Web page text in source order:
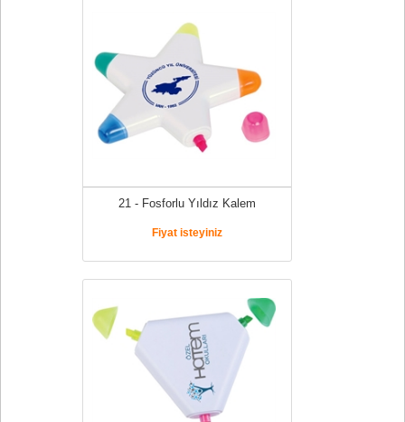
21 - Fosforlu Yıldız Kalem
Fiyat isteyiniz